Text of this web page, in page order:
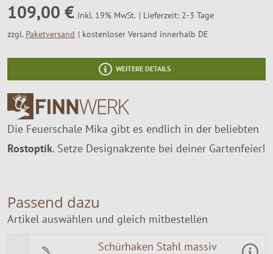
109,00 € Inkl. 19% MwSt.
Lieferzeit: 2-3 Tage
zzgl. Paketversand kostenloser Versand innerhalb DE
WEITERE DETAILS
Die Feuerschale Mika gibt es endlich in der beliebten
Rostoptik. Setze Designakzente bei deiner Gartenfeier!
Passend dazu
Artikel auswählen und gleich mitbestellen
Schürhaken Stahl massiv